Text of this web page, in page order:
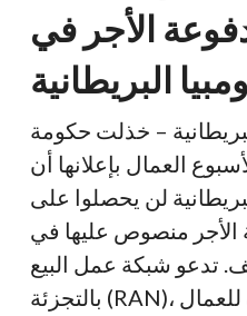
الأجر في
البريطانية
– خذلت حكومة
العمال بإعلانها أن
لن يحصلوا على
منصوص عليها في
تدعو شبكة عمل البيع
بالتجزئة (RAN)، وهي مجموعة مناصرة للعمال